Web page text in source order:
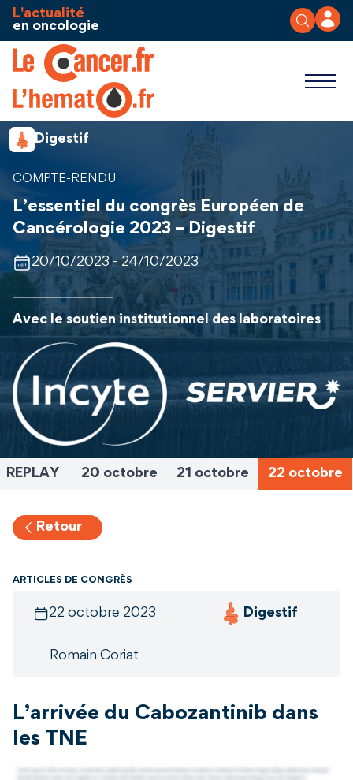
Aller au contenu
L'actualité
en oncologie
Digestif
COMPTE-RENDU
L’essentiel du congrès Européen de
Cancérologie 2023 – Digestif
20/10/2023 - 24/10/2023
Avec le soutien institutionnel des laboratoires
REPLAY 20 octobre 21 octobre 22 octobre
Retour
ARTICLES DE CONGRÈS
22 octobre 2023 Digestif
Romain Coriat
L’arrivée du Cabozantinib dans
les TNE
Panneau de gestion des cookies